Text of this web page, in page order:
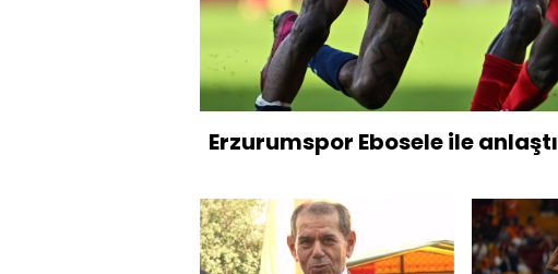
Erzurumspor Ebosele ile anlaştı